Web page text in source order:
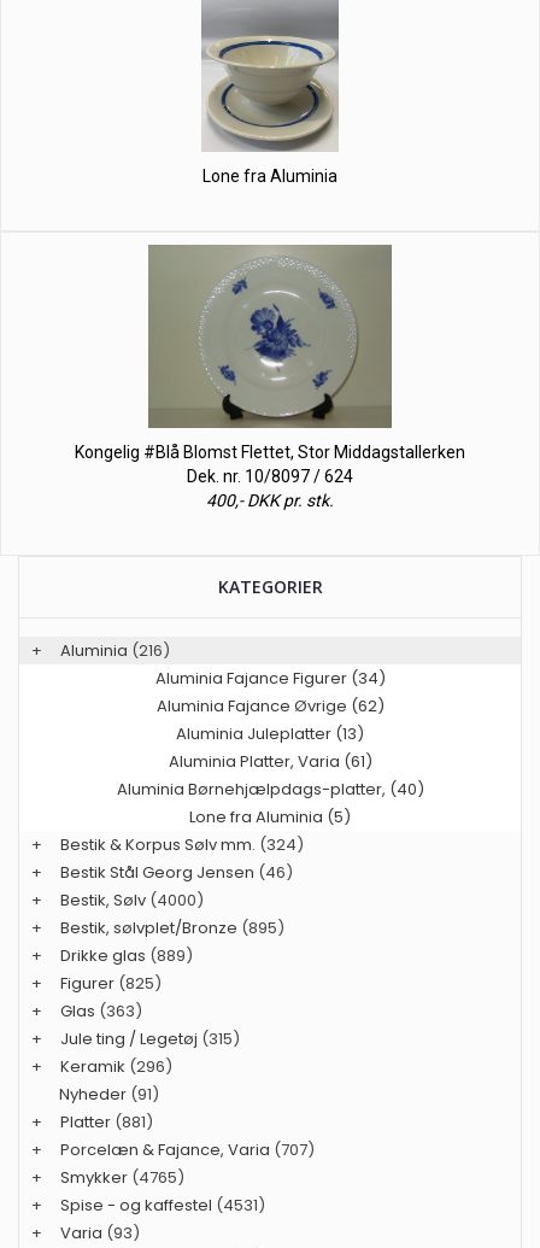
Lone fra Aluminia
Kongelig #Blå Blomst Flettet, Stor Middagstallerken
Dek. nr. 10/8097 / 624
400,- DKK pr. stk.
KATEGORIER
+ Aluminia (216)
Aluminia Fajance Figurer (34)
Aluminia Fajance Øvrige (62)
Aluminia Juleplatter (13)
Aluminia Platter, Varia (61)
Aluminia Børnehjælpdags-platter, (40)
Lone fra Aluminia (5)
+
Bestik & Korpus Sølv mm. (324)
+
Bestik Stål Georg Jensen (46)
+
Bestik, Sølv (4000)
+
Bestik, sølvplet/Bronze (895)
+
Drikke glas (889)
+
Figurer (825)
+
Glas (363)
+
Jule ting / Legetøj (315)
+
Keramik (296)
Nyheder (91)
+
Platter (881)
+
Porcelæn & Fajance, Varia (707)
+
Smykker (4765)
+
Spise - og kaffestel (4531)
+
Varia (93)